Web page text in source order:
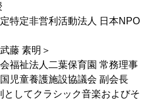
活動法人 日本NPO
＞
葉保育園 常務理事
設協議会 副会長
としてクラシック音楽およびそ